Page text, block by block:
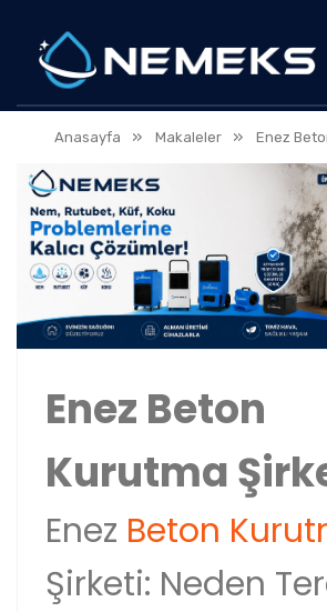
Anasayfa » Makaleler » Enez
Enez Beton
Kurutma
Enez Beton
Şirketi: Neden